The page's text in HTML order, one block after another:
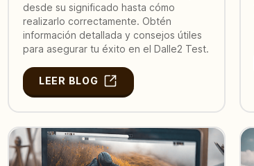
desde su significado hasta cómo
realizarlo correctamente. Obtén
información detallada y consejos útiles
para asegurar tu éxito en el Dalle2 Test.
LEER BLOG